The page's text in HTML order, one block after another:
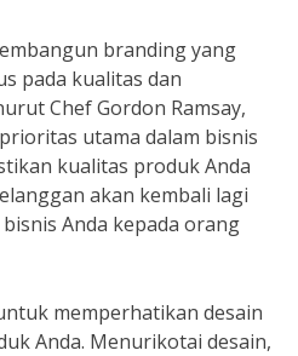
branding yang
pada kualitas dan
Chef Gordon Ramsay,
utama dalam bisnis
kualitas produk Anda
akan kembali lagi
Anda kepada orang
memperhatikan desain
Anda. Menurikotai desain,